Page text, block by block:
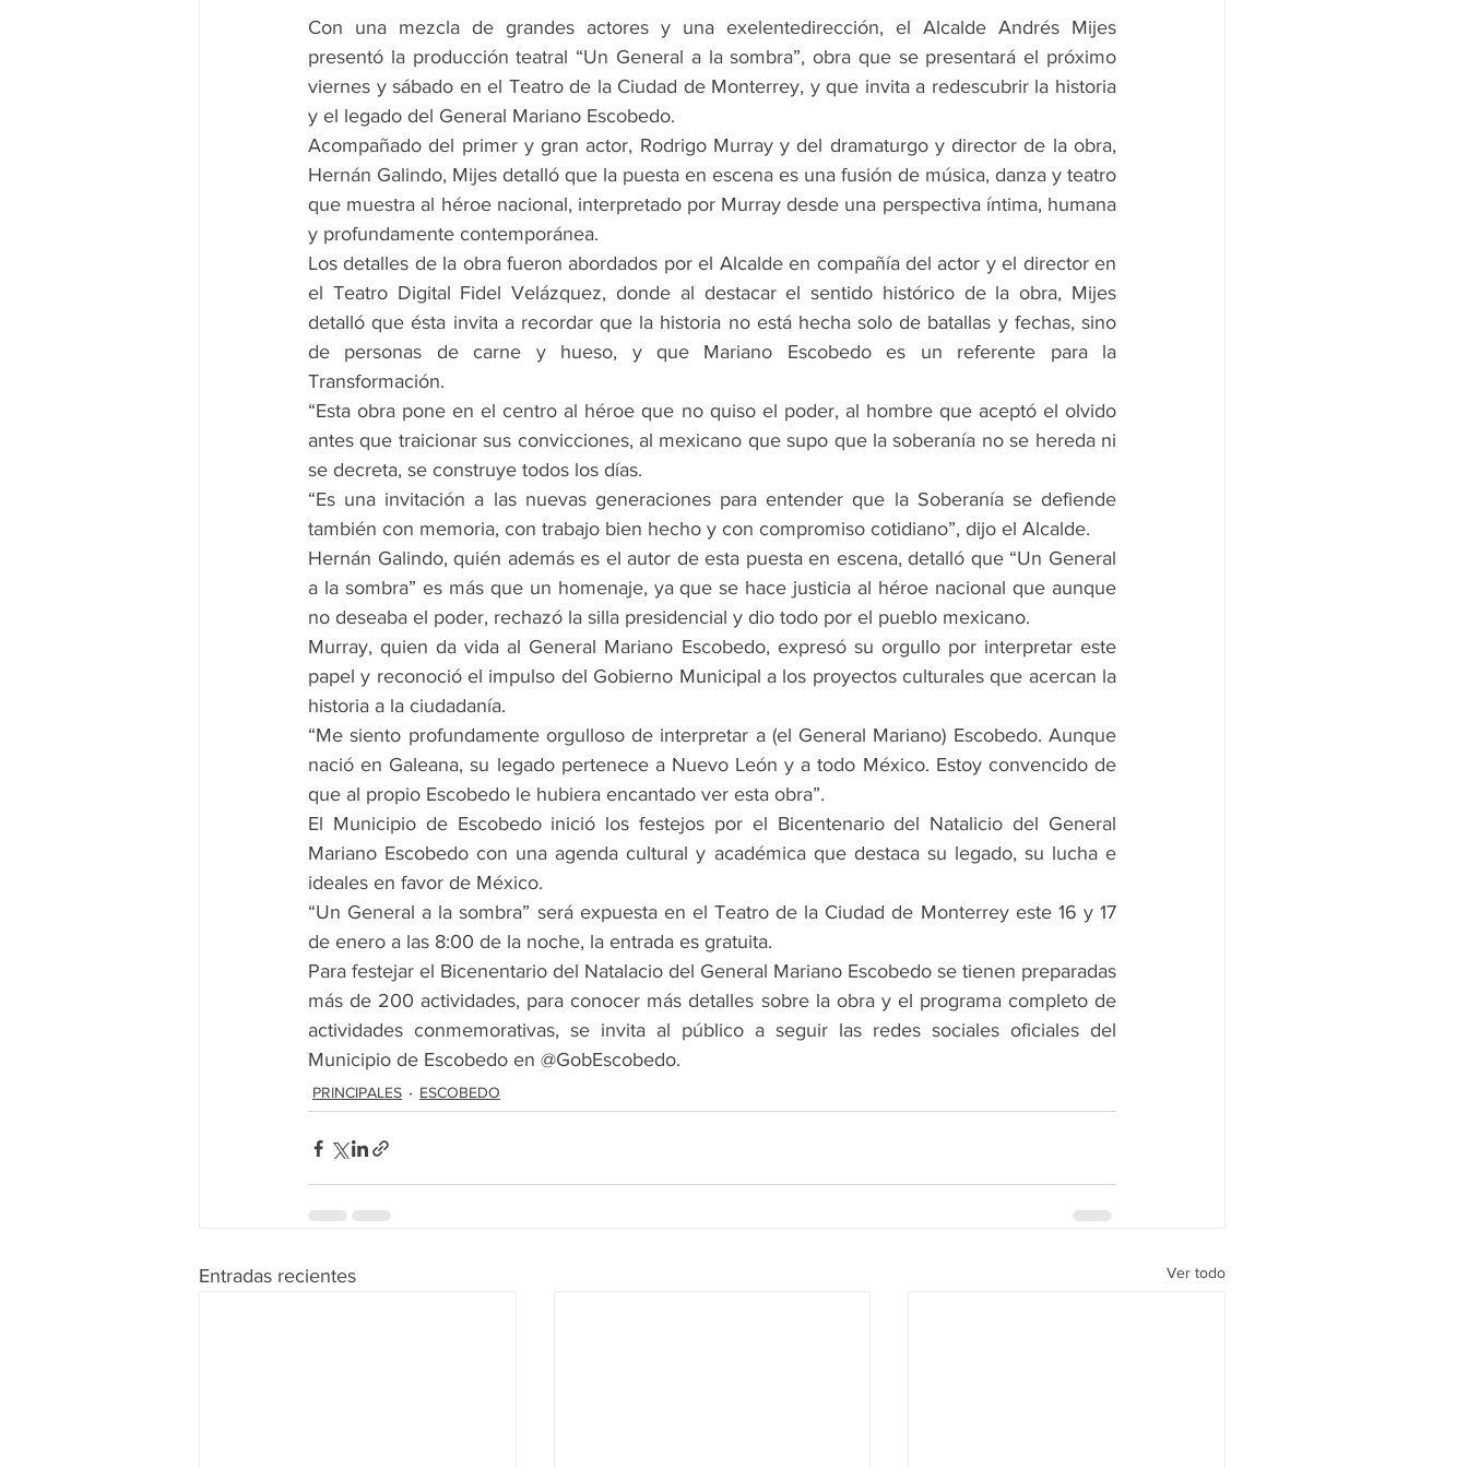
Con una mezcla de grandes actores y una exelentedirección, el Alcalde Andrés Mijes
presentó la producción teatral “Un General a la sombra”, obra que se presentará el próximo
viernes y sábado en el Teatro de la Ciudad de Monterrey, y que invita a redescubrir la historia
y el legado del General Mariano Escobedo.
Acompañado del primer y gran actor, Rodrigo Murray y del dramaturgo y director de la obra,
Hernán Galindo, Mijes detalló que la puesta en escena es una fusión de música, danza y teatro
que muestra al héroe nacional, interpretado por Murray desde una perspectiva íntima, humana
y profundamente contemporánea.
Los detalles de la obra fueron abordados por el Alcalde en compañía del actor y el director en
el Teatro Digital Fidel Velázquez, donde al destacar el sentido histórico de la obra, Mijes
detalló que ésta invita a recordar que la historia no está hecha solo de batallas y fechas, sino
de personas de carne y hueso, y que Mariano Escobedo es un referente para la
Transformación.
“Esta obra pone en el centro al héroe que no quiso el poder, al hombre que aceptó el olvido
antes que traicionar sus convicciones, al mexicano que supo que la soberanía no se hereda ni
se decreta, se construye todos los días.
“Es una invitación a las nuevas generaciones para entender que la Soberanía se defiende
también con memoria, con trabajo bien hecho y con compromiso cotidiano”, dijo el Alcalde.
Hernán Galindo, quién además es el autor de esta puesta en escena, detalló que “Un General
a la sombra” es más que un homenaje, ya que se hace justicia al héroe nacional que aunque
no deseaba el poder, rechazó la silla presidencial y dio todo por el pueblo mexicano.
Murray, quien da vida al General Mariano Escobedo, expresó su orgullo por interpretar este
papel y reconoció el impulso del Gobierno Municipal a los proyectos culturales que acercan la
historia a la ciudadanía.
“Me siento profundamente orgulloso de interpretar a (el General Mariano) Escobedo. Aunque
nació en Galeana, su legado pertenece a Nuevo León y a todo México. Estoy convencido de
que al propio Escobedo le hubiera encantado ver esta obra”.
El Municipio de Escobedo inició los festejos por el Bicentenario del Natalicio del General
Mariano Escobedo con una agenda cultural y académica que destaca su legado, su lucha e
ideales en favor de México.
“Un General a la sombra” será expuesta en el Teatro de la Ciudad de Monterrey este 16 y 17
de enero a las 8:00 de la noche, la entrada es gratuita.
Para festejar el Bicenentario del Natalacio del General Mariano Escobedo se tienen preparadas
más de 200 actividades, para conocer más detalles sobre la obra y el programa completo de
actividades conmemorativas, se invita al público a seguir las redes sociales oficiales del
Municipio de Escobedo en @GobEscobedo.
PRINCIPALES ESCOBEDO
Entradas recientes Ver todo